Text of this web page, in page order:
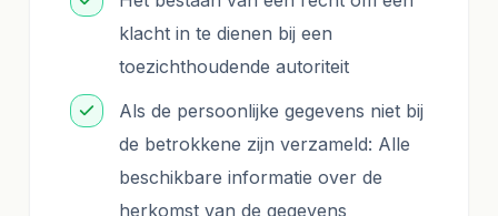
klacht in te dienen bij een
toezichthoudende autoriteit
Als de persoonlijke gegevens niet bij
de betrokkene zijn verzameld: Alle
beschikbare informatie over de
herkomst van de gegevens